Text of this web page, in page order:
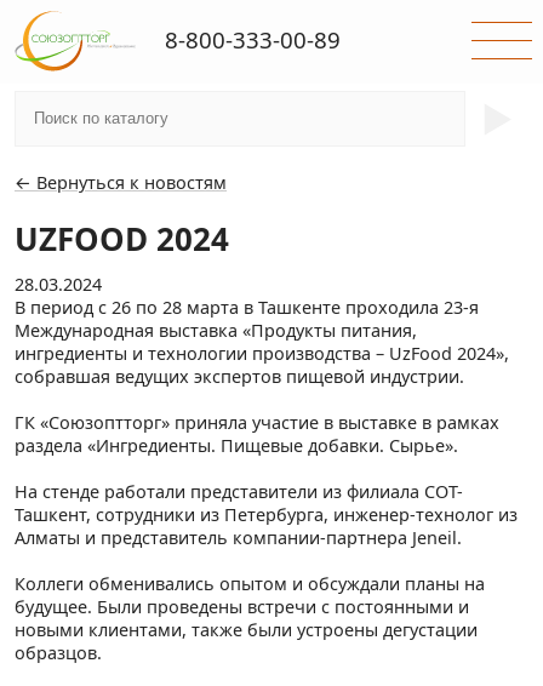
← Вернуться к новостям
UZFOOD 2024
28.03.2024
В период с 26 по 28 марта в Ташкенте проходила 23-я
Международная выставка «Продукты питания,
ингредиенты и технологии производства – UzFood 2024»,
собравшая ведущих экспертов пищевой индустрии.
ГК «Союзоптторг» приняла участие в выставке в рамках
раздела «Ингредиенты. Пищевые добавки. Сырье».
На стенде работали представители из филиала СОТ-
Ташкент, сотрудники из Петербурга, инженер-технолог из
Алматы и представитель компании-партнера Jeneil.
Коллеги обменивались опытом и обсуждали планы на
будущее. Были проведены встречи с постоянными и
новыми клиентами, также были устроены дегустации
образцов.
8-800-333-00-89